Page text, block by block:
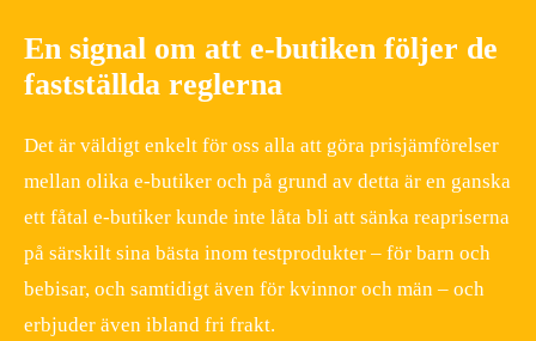
En signal om att e-butiken följer de
fastställda reglerna
Det är väldigt enkelt för oss alla att göra prisjämförelser
mellan olika e-butiker och på grund av detta är en ganska
ett fåtal e-butiker kunde inte låta bli att sänka reapriserna
på särskilt sina bästa inom testprodukter – för barn och
bebisar, och samtidigt även för kvinnor och män – och
erbjuder även ibland fri frakt.